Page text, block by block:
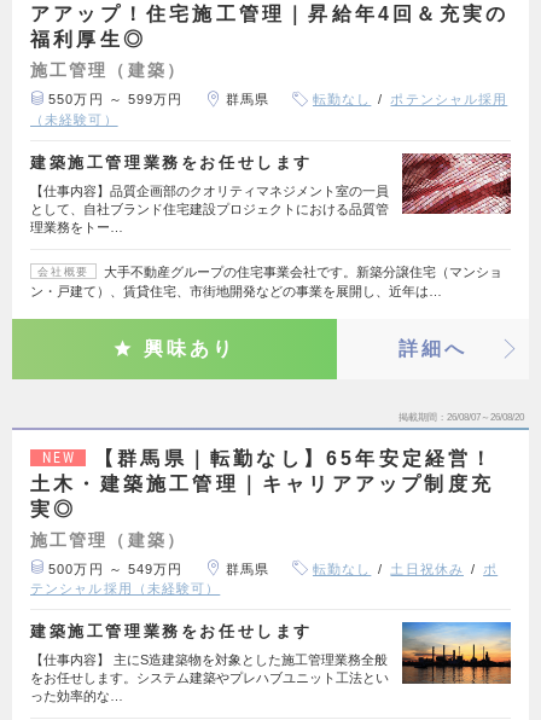
アアップ！住宅施工管理｜昇給年4回＆充実の
福利厚生◎
施工管理（建築）
550万円 ～ 599万円 群馬県 転勤なし
ポテンシャル採用
（未経験可）
建築施工管理業務をお任せします
【仕事内容】品質企画部のクオリティマネジメント室の一員
として、自社ブランド住宅建設プロジェクトにおける品質管
理業務をトー…
会社概要
大手不動産グループの住宅事業会社です。新築分譲住宅（マンショ
ン・戸建て）、賃貸住宅、市街地開発などの事業を展開し、近年は…
興味あり 詳細へ
掲載期間 26/08/07～26/08/20
NEW
【群馬県｜転勤なし】65年安定経営！
土木・建築施工管理｜キャリアアップ制度充
実◎
施工管理（建築）
500万円 ～ 549万円 群馬県 転勤なし 土日祝休み
ポ
テンシャル採用（未経験可）
建築施工管理業務をお任せします
【仕事内容】 主にS造建築物を対象とした施工管理業務全般
をお任せします。システム建築やプレハブユニット工法とい
った効率的な…